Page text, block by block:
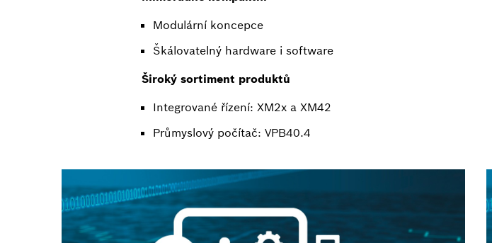
Modulární koncepce
Škálovatelný hardware i software
Široký sortiment produktů
Integrované řízení: XM2x a XM42
Průmyslový počítač: VPB40.4